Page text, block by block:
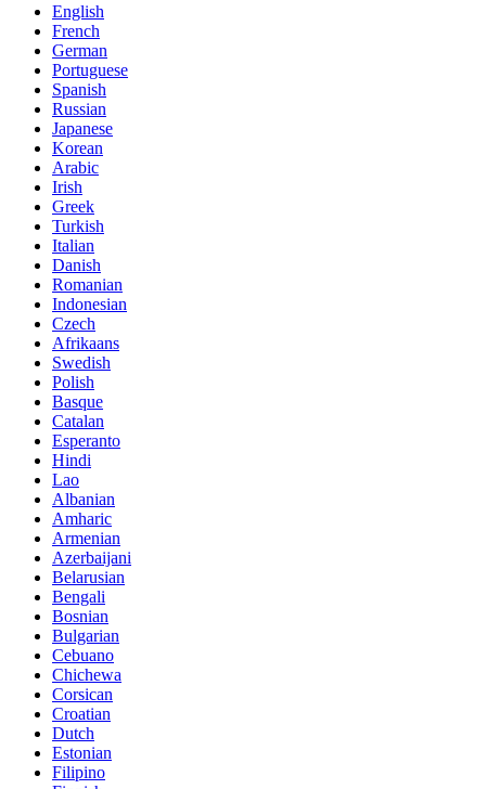
English
French
German
Portuguese
Spanish
Russian
Japanese
Korean
Arabic
Irish
Greek
Turkish
Italian
Danish
Romanian
Indonesian
Czech
Afrikaans
Swedish
Polish
Basque
Catalan
Esperanto
Hindi
Lao
Albanian
Amharic
Armenian
Azerbaijani
Belarusian
Bengali
Bosnian
Bulgarian
Cebuano
Chichewa
Corsican
Croatian
Dutch
Estonian
Filipino